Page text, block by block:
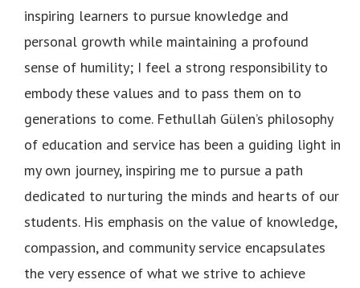
inspiring learners to pursue knowledge and
personal growth while maintaining a profound
sense of humility; I feel a strong responsibility to
embody these values and to pass them on to
generations to come. Fethullah Gülen’s philosophy
of education and service has been a guiding light in
my own journey, inspiring me to pursue a path
dedicated to nurturing the minds and hearts of our
students. His emphasis on the value of knowledge,
compassion, and community service encapsulates
the very essence of what we strive to achieve